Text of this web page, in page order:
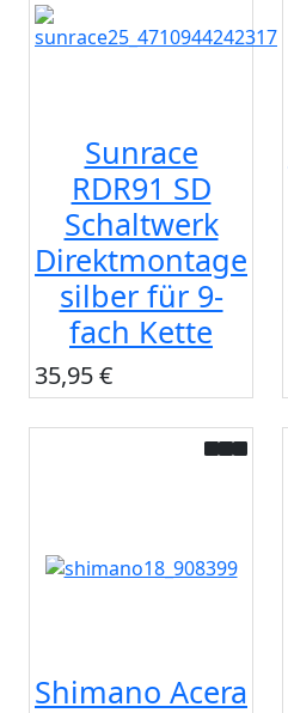
Sunrace
RDR91 SD
Schaltwerk
Direktmontage
silber für 9-
fach Kette
35,95 €
Shimano Acera